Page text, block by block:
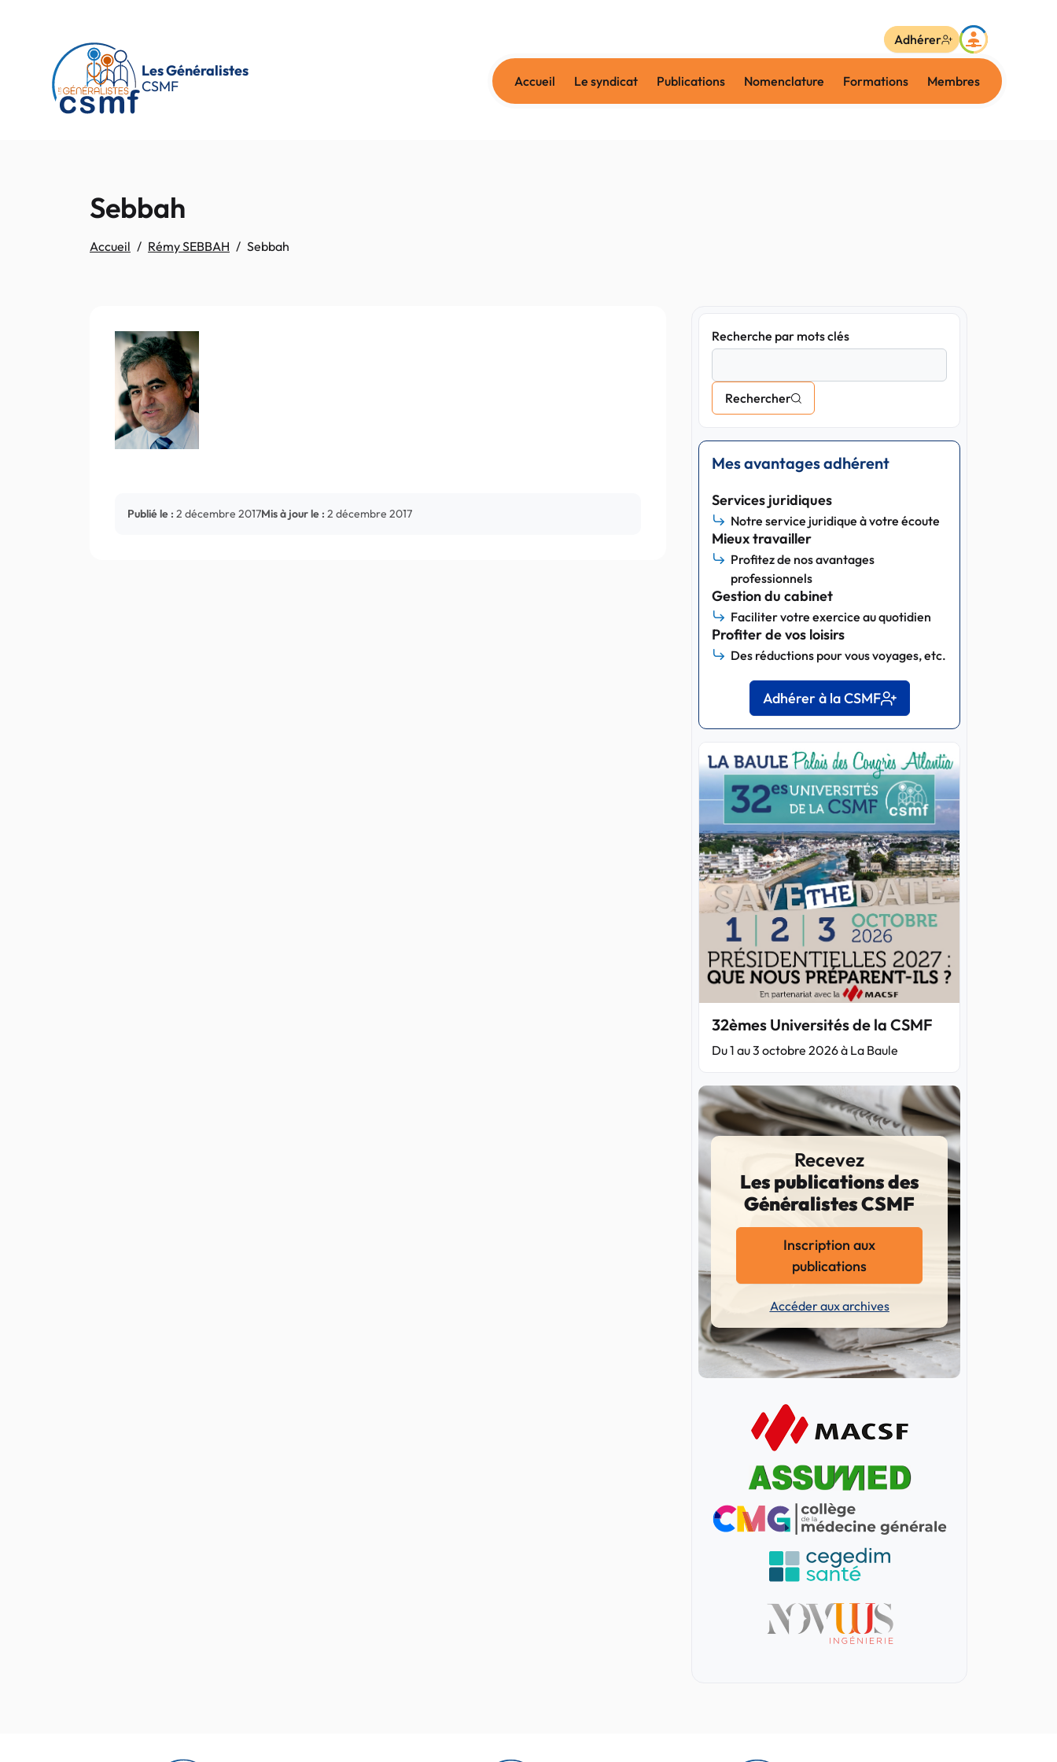
Les Généralistes
CSMF
Accueil Le syndicat Publications Nomenclature Formations Membres
Adhérer
Sebbah
Accueil Rémy SEBBAH Sebbah
Publié le : 2 décembre 2017Mis à jour le : 2 décembre 2017
Recherche par mots clés
Rechercher
Mes avantages adhérent
Services juridiques
Notre service juridique à votre écoute
Mieux travailler
Profitez de nos avantages
professionnels
Gestion du cabinet
Faciliter votre exercice au quotidien
Profiter de vos loisirs
Des réductions pour vous voyages, etc.
Adhérer à la CSMF
32èmes Universités de la CSMF
Du 1 au 3 octobre 2026 à La Baule
Recevez
Les publications des
Généralistes CSMF
Inscription aux
publications
Accéder aux archives